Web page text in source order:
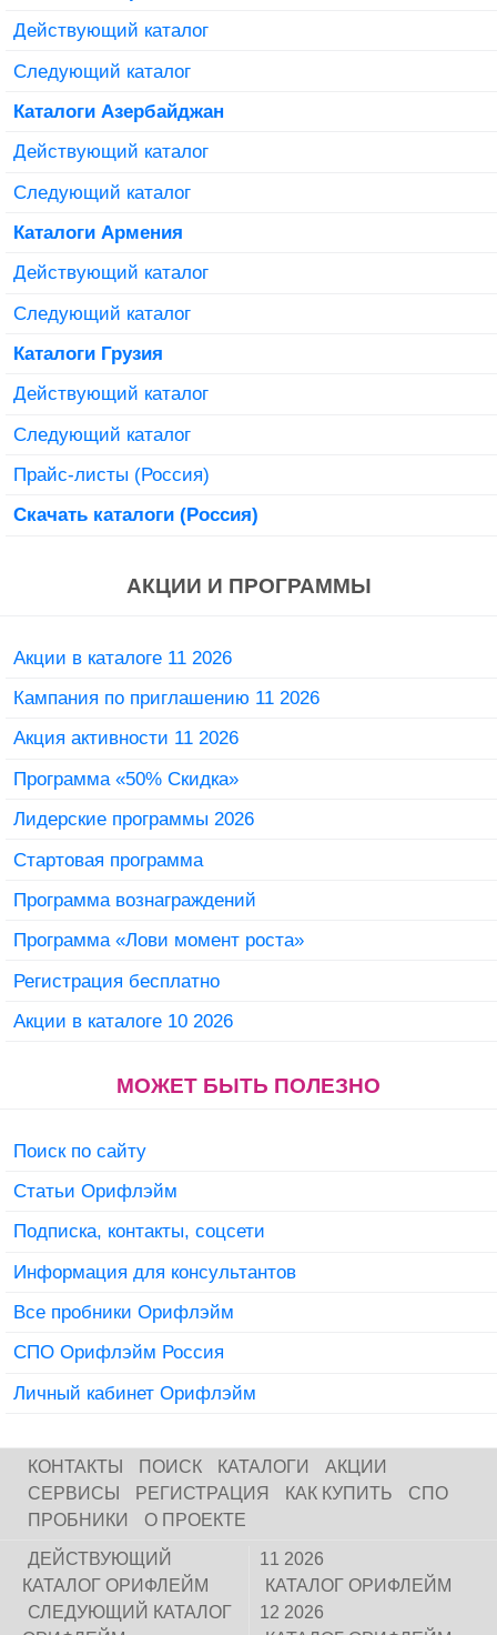
Действующий каталог
Следующий каталог
Каталоги Азербайджан
Действующий каталог
Следующий каталог
Каталоги Армения
Действующий каталог
Следующий каталог
Каталоги Грузия
Действующий каталог
Следующий каталог
Прайс-листы (Россия)
Скачать каталоги (Россия)
АКЦИИ И ПРОГРАММЫ
Акции в каталоге 11 2026
Кампания по приглашению 11 2026
Акция активности 11 2026
Программа «50% Скидка»
Лидерские программы 2026
Стартовая программа
Программа вознаграждений
Программа «Лови момент роста»
Регистрация бесплатно
Акции в каталоге 10 2026
МОЖЕТ БЫТЬ ПОЛЕЗНО
Поиск по сайту
Статьи Орифлэйм
Подписка, контакты, соцсети
Информация для консультантов
Все пробники Орифлэйм
СПО Орифлэйм Россия
Личный кабинет Орифлэйм
КОНТАКТЫ ПОИСК КАТАЛОГИ
АКЦИИ
СЕРВИСЫ
РЕГИСТРАЦИЯ КАК КУПИТЬ
СПО
ПРОБНИКИ
О ПРОЕКТЕ
ДЕЙСТВУЮЩИЙ
КАТАЛОГ ОРИФЛЕЙМ
СЛЕДУЮЩИЙ КАТАЛОГ
11 2026
КАТАЛОГ ОРИФЛЕЙМ
12 2026